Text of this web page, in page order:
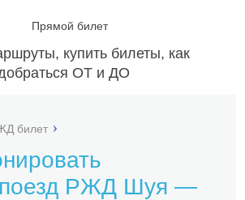
купить билеты, как
ОТ и ДО
билет
поезд РЖД Шуя —